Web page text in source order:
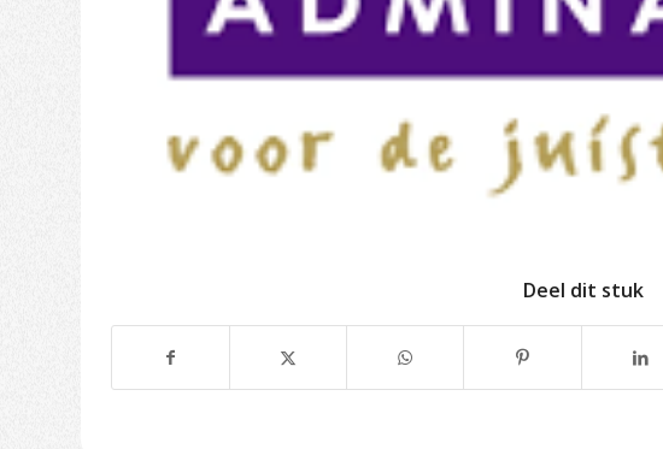
Deel dit stuk